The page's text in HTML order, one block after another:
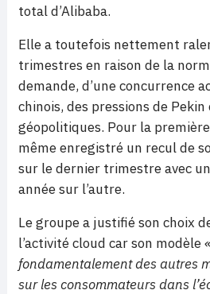
total d’Alibaba.
Elle a toutefois nettement
trimestres en raison de la
demande, d’une concurrence
chinois, des pressions de
géopolitiques. Pour la
même enregistré un recul de
sur le dernier trimestre avec
année sur l’autre.
Le groupe a justifié son choix
l’activité cloud car son modèle
fondamentalement des autres
sur les consommateurs dans